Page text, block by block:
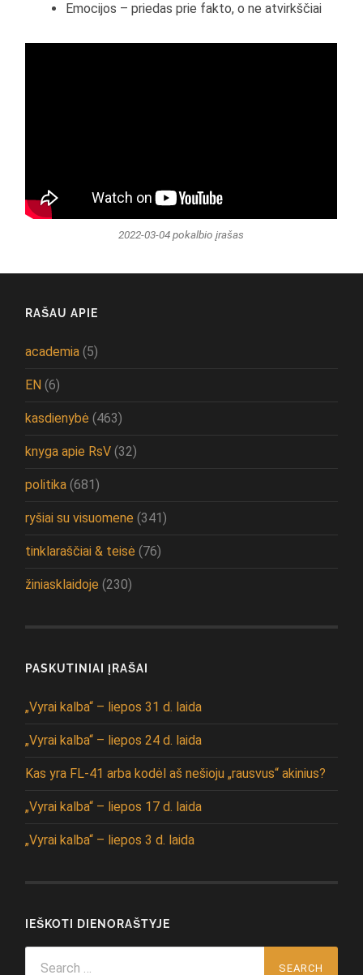
Emocijos – priedas prie fakto, o ne atvirkščiai
2022-03-04 pokalbio įrašas
RAŠAU APIE
academia (5)
EN (6)
kasdienybė (463)
knyga apie RsV (32)
politika (681)
ryšiai su visuomene (341)
tinklaraščiai & teisė (76)
žiniasklaidoje (230)
PASKUTINIAI ĮRAŠAI
„Vyrai kalba“ – liepos 31 d. laida
„Vyrai kalba“ – liepos 24 d. laida
Kas yra FL-41 arba kodėl aš nešioju „rausvus“ akinius?
„Vyrai kalba“ – liepos 17 d. laida
„Vyrai kalba“ – liepos 3 d. laida
IEŠKOTI DIENORAŠTYJE